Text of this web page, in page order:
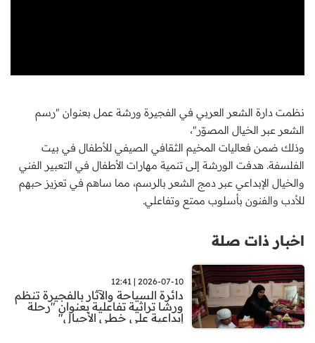
نظمت دارة الشعر العربي في الفجيرة ورشة عمل بعنوان "رسم
الشعر عبر الخيال المصوّر"،
وذلك ضمن فعاليات المخيم الثقافي الصيفي للأطفال في بيت
الفلسفة. هدفت الورشة إلى تنمية مهارات الأطفال في التعبير الفني
والخيال الإبداعي عبر دمج الشعر بالرسم، مما ساهم في تعزيز حبهم
للأدب والفنون بأسلوب ممتع وتفاعلي.
اخبار ذات صلة
2026-07-10 | 12:41
دائرة السياحة والآثار بالفجيرة تنظم
ورشا تراثية تفاعلية بعنوان "رحلة
إبداعية على خطى الأجيال"